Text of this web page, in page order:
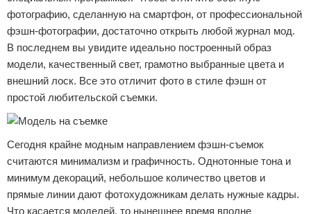
фотографию, сделанную на смартфон, от профессиональной
фэшн-фотографии, достаточно открыть любой журнал мод.
В последнем вы увидите идеально построенный образ
модели, качественный свет, грамотно выбранные цвета и
внешний лоск. Все это отличит фото в стиле фэшн от
простой любительской съемки.
Сегодня крайне модным направлением фэшн-съемок
считаются минимализм и графичность. Однотонные тона и
минимум декораций, небольшое количество цветов и
прямые линии дают фотохудожникам делать нужные кадры.
Что касается моделей, то нынешнее время вполне